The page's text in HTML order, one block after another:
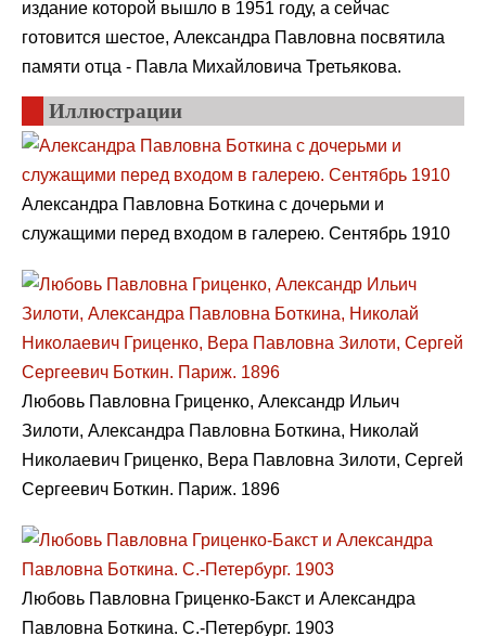
издание которой вышло в 1951 году, а сейчас
готовится шестое, Александра Павловна посвятила
памяти отца - Павла Михайловича Третьякова.
Иллюстрации
Александра Павловна Боткина с дочерьми и
служащими перед входом в галерею. Сентябрь 1910
Любовь Павловна Гриценко, Александр Ильич
Зилоти, Александра Павловна Боткина, Николай
Николаевич Гриценко, Вера Павловна Зилоти, Сергей
Сергеевич Боткин. Париж. 1896
Любовь Павловна Гриценко-Бакст и Александра
Павловна Боткина. С.-Петербург. 1903